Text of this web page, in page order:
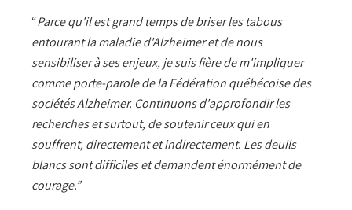
“Parce qu'il est grand temps de briser les tabous
entourant la maladie d'Alzheimer et de nous
sensibiliser à ses enjeux, je suis fière de m'impliquer
comme porte-parole de la Fédération québécoise des
sociétés Alzheimer. Continuons d'approfondir les
recherches et surtout, de soutenir ceux qui en
souffrent, directement et indirectement. Les deuils
blancs sont difficiles et demandent énormément de
courage.”